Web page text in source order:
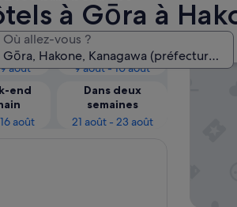
à Gōra à
Où allez-vous ?
août
Demain
9 août - 10 août
end
août
Dans deux
semaines
21 août - 23 août
Hakone